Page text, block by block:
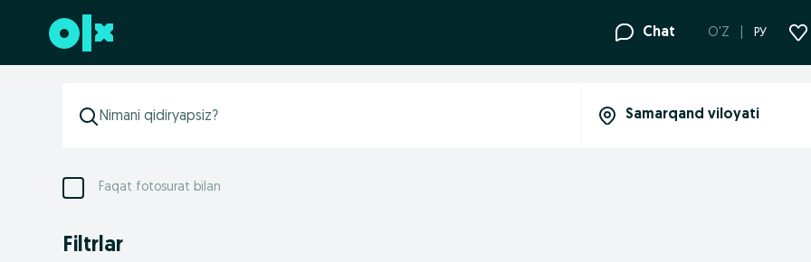
Futerga oʻtish Chat O'Z РУ
Faqat fotosurat bilan
Filtrlar